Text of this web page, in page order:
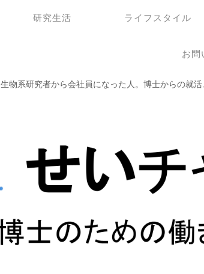
生物系研究者から会社員になった人。博士からの就
研究生活 ライフスタイル
お問